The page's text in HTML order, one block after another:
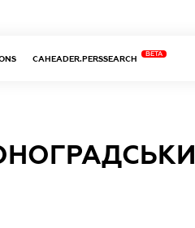
CAHEADER.PERSSEARCH
BETA